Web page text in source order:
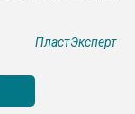
ПластЭксперт